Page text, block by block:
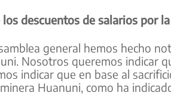
descuentos de salarios por
general hemos hecho
Nosotros queremos indicar
indicar que en base al
Huanuni, como ha